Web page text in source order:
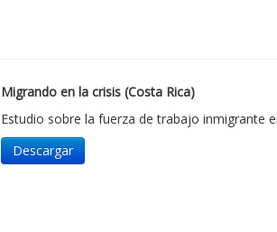
Migrando en la crisis (Costa Rica)
Estudio sobre la fuerza de trabajo inmigrante
Descargar